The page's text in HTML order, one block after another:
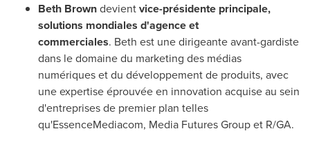
Beth Browndevientvice-présidente principale,
solutions mondiales d'agence et
commerciales. Beth est une dirigeante avant-gardiste
dans le domaine du marketing des médias
numériques et du développement de produits, avec
une expertise éprouvée en innovation acquise au sein
d'entreprises de premier plan telles
qu'EssenceMediacom, Media Futures Group et R/GA.